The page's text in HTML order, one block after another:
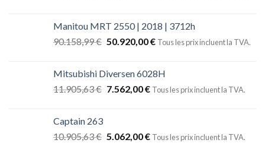
Manitou MRT 2550 | 2018 | 3712h
90.158,99€ 50.920,00€ Tous les prix incluent la TVA.
Mitsubishi Diversen 6028H
11.905,63€ 7.562,00€ Tous les prix incluent la TVA.
Captain 263
10.905,63€ 5.062,00€ Tous les prix incluent la TVA.